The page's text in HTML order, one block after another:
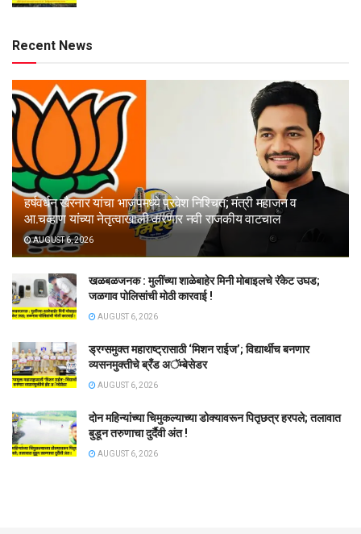
Recent News
हर्षवर्धन खैरनार यांचा भाजपमध्ये प्रवेश निश्चित; मंत्री महाजन व
आ.चव्हाण यांच्या नेतृत्वाखाली करणार नवी राजकीय वाटचाल
AUGUST 6, 2026
खळबळजनक : मुलींच्या शाळेबाहेर मिनी मोबाइलचे रॅकेट उघड;
जळगाव पोलिसांची मोठी कारवाई !
AUGUST 6, 2026
ड्रग्समुक्त महाराष्ट्रासाठी ‘मिशन राईज’; विद्यार्थीच बनणार
व्यसनमुक्तीचे ब्रँड अॅम्बेसेडर
AUGUST 6, 2026
दोन महिन्यांच्या चिमुकल्याच्या डोक्यावरून पितृछत्र हरपले; तलावात
बुडून तरुणाचा दुर्दैवी अंत !
AUGUST 6, 2026